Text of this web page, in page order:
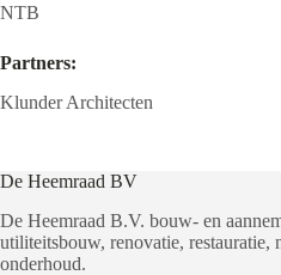
NTB
Partners:
Klunder Architecten
De Heemraad BV
De Heemraad B.V. bouw- en
utiliteitsbouw, renovatie, restauratie,
onderhoud.